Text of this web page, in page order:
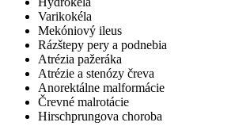
Varikokéla
Mekóniový ileus
Rázštepy pery a podnebia
Atrézia pažeráka
Atrézie a stenózy čreva
Anorektálne malformácie
Črevné malrotácie
Hirschprungova choroba